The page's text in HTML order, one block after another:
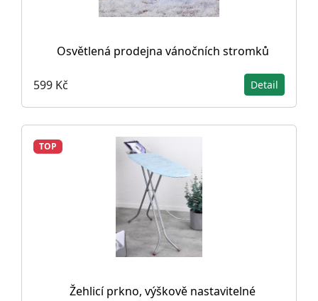
Osvětlená prodejna vánočních stromků
599 Kč Detail
TOP
Žehlicí prkno, výškově nastavitelné